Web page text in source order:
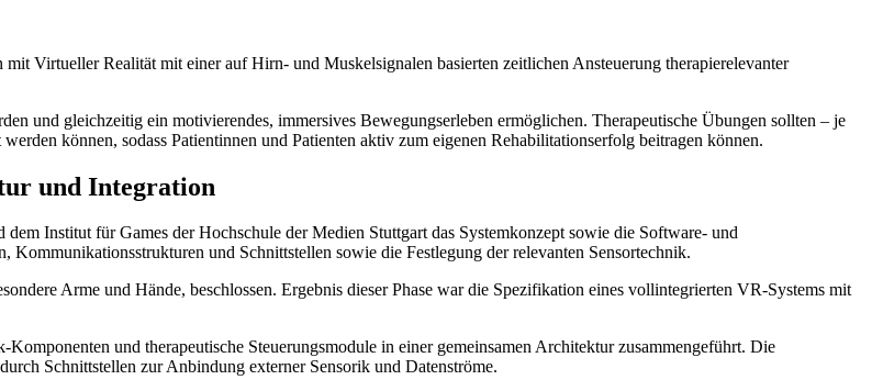
Virtueller Realität mit einer auf Hirn- und Muskelsignalen basierten zeitlichen Ansteuerung therapierelevanter
und gleichzeitig ein motivierendes, immersives Bewegungserleben ermöglichen. Therapeutische Übungen sollten – je
können, sodass Patientinnen und Patienten aktiv zum eigenen Rehabilitationserfolg beitragen können.
und Integration
Institut für Games der Hochschule der Medien Stuttgart das Systemkonzept sowie die Software- und
und Schnittstellen sowie die Festlegung der relevanten Sensortechnik.
Arme und Hände, beschlossen. Ergebnis dieser Phase war die Spezifikation eines vollintegrierten VR-Systems mit
und therapeutische Steuerungsmodule in einer gemeinsamen Architektur zusammengeführt. Die
Schnittstellen zur Anbindung externer Sensorik und Datenströme.